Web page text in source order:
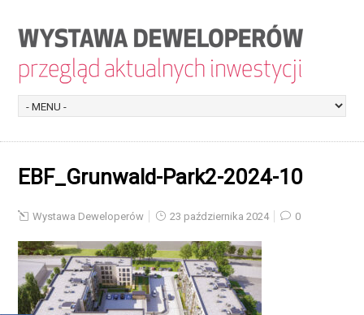
EBF_Grunwald-Park2-2024-10
Wystawa Deweloperów 23 października 2024 0